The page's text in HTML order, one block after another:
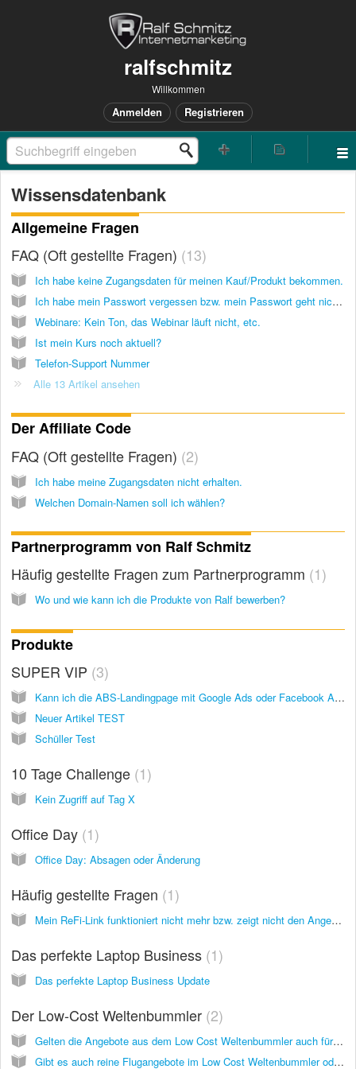
ralfschmitz
Willkommen
Anmelden Registrieren
Wissensdatenbank
Allgemeine Fragen
FAQ (Oft gestellte Fragen) 13
Ich habe keine Zugangsdaten für meinen Kauf/Produkt bekommen.
Ich habe mein Passwort vergessen bzw. mein Passwort geht nicht mehr.
Webinare: Kein Ton, das Webinar läuft nicht, etc.
Ist mein Kurs noch aktuell?
Telefon-Support Nummer
Alle 13 Artikel ansehen
Der Affiliate Code
FAQ (Oft gestellte Fragen) 2
Ich habe meine Zugangsdaten nicht erhalten.
Welchen Domain-Namen soll ich wählen?
Partnerprogramm von Ralf Schmitz
Häufig gestellte Fragen zum Partnerprogramm 1
Wo und wie kann ich die Produkte von Ralf bewerben?
Produkte
SUPER VIP 3
Kann ich die ABS-Landingpage mit Google Ads oder Facebook Ads bewerben?
Neuer Artikel TEST
Schüller Test
10 Tage Challenge 1
Kein Zugriff auf Tag X
Office Day 1
Office Day: Absagen oder Änderung
Häufig gestellte Fragen 1
Mein ReFi-Link funktioniert nicht mehr bzw. zeigt nicht den Angebotspreis über 7 EUR
Das perfekte Laptop Business 1
Das perfekte Laptop Business Update
Der Low-Cost Weltenbummler 2
Gelten die Angebote aus dem Low Cost Weltenbummler auch für Familien mit Kindern?
Gibt es auch reine Flugangebote im Low Cost Weltenbummler oder gelten die Angebote nur für Pauschalreisen?